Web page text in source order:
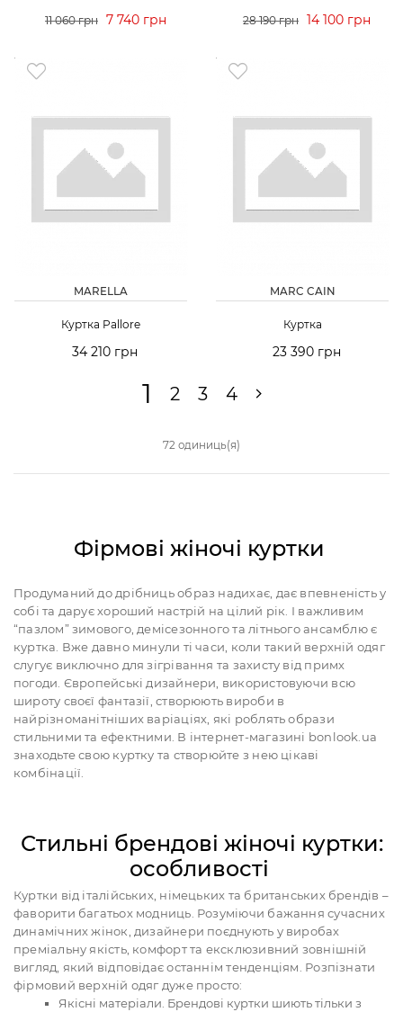
11 060 грн 7 740 грн 28 190 грн 14 100 грн
MARELLA
Куртка Pallore
34 210 грн
MARC CAIN
Куртка
23 390 грн
1 2 3 4
72 одиниць(я)
Фірмові жіночі куртки
Продуманий до дрібниць образ надихає, дає впевненість у
собі та дарує хороший настрій на цілий рік. І важливим
“пазлом” зимового, демісезонного та літнього ансамблю є
куртка. Вже давно минули ті часи, коли такий верхній одяг
слугує виключно для зігрівання та захисту від примх
погоди. Європейські дизайнери, використовуючи всю
широту своєї фантазії, створюють вироби в
найрізноманітніших варіаціях, які роблять образи
стильними та ефектними. В інтернет-магазині bonlook.ua
знаходьте свою куртку та створюйте з нею цікаві
комбінації.
Стильні брендові жіночі куртки:
особливості
Куртки від італійських, німецьких та британських брендів –
фаворити багатьох модниць. Розуміючи бажання сучасних
динамічних жінок, дизайнери поєднують у виробах
преміальну якість, комфорт та ексклюзивний зовнішній
вигляд, який відповідає останнім тенденціям. Розпізнати
фірмовий верхній одяг дуже просто:
Якісні матеріали. Брендові куртки шиють тільки з